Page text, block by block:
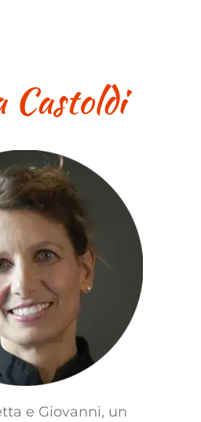
Open presso il nostro Studio
è Meglio di uno presso una
I benefici della
vaporizzazione dell’utero.
Mi piace studiare: ecco chi
sono!
Recent Comments
Nessun commento da
mostrare.
Castoldi
e Giovanni, un